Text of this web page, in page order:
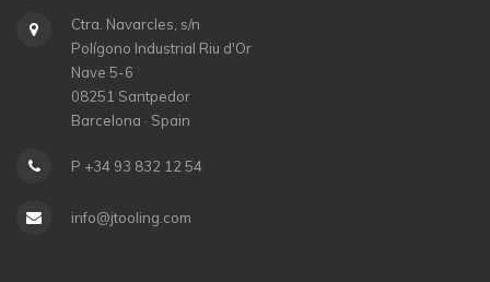
Ctra. Navarcles, s/n
Polígono Industrial Riu d'Or
Nave 5-6
08251 Santpedor
Barcelona · Spain
P +34 93 832 12 54
info@jtooling.com